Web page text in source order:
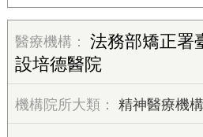
法務部矯正署
設培德醫院
精神醫療機構